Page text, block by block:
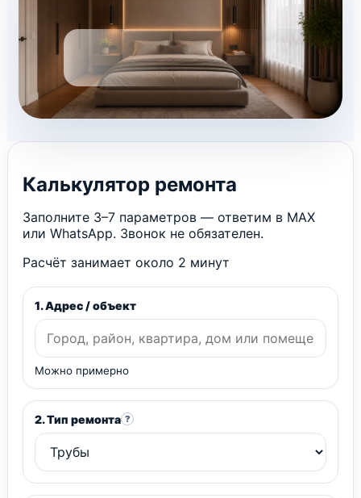
Калькулятор ремонта
Заполните 3–7 параметров — ответим в MAX
или WhatsApp. Звонок не обязателен.
Расчёт занимает около 2 минут
1. Адрес / объект
Можно примерно
2. Тип ремонта ?